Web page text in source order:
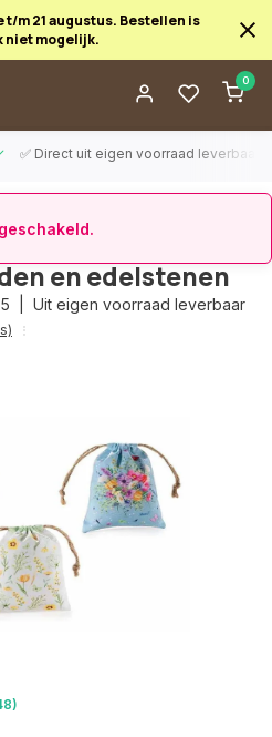
t/m 21 augustus. Bestellen is
mogelijk.
0
✅ Direct uit eigen voorraad leverbaar
met Bloemenprint -
en edelstenen
| Uit eigen voorraad leverbaar